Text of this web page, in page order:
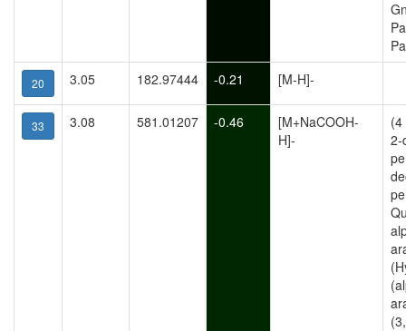
20 3.05 182.97444 -0.21 [M-H]-
33 3.08 581.01207 -0.46
[M+NaCOOH-
H]-
(4
2-